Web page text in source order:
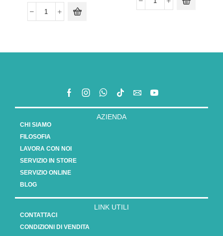
AZIENDA
CHI SIAMO
FILOSOFIA
LAVORA CON NOI
SERVIZIO IN STORE
SERVIZIO ONLINE
BLOG
LINK UTILI
CONTATTACI
CONDIZIONI DI VENDITA